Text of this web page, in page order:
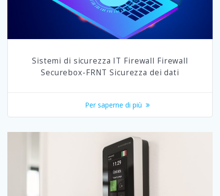
Sistemi di sicurezza IT Firewall Firewall
Securebox-FRNT Sicurezza dei dati
Per saperne di più